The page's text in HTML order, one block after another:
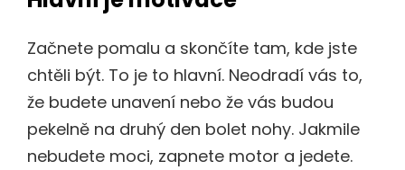
Začnete pomalu a skončíte tam, kde jste
chtěli být. To je to hlavní. Neodradí vás to,
že budete unavení nebo že vás budou
pekelně na druhý den bolet nohy. Jakmile
nebudete moci, zapnete motor a jedete.